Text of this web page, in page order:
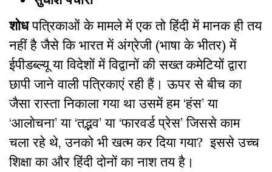
शोधपत्रिकाओं के मामले में एक तो हिंदी में मानक ही तय
नहीं है जैसे कि भारत में अंग्रेजी (भाषा के भीतर) में
ईपीडब्ल्यू या विदेशों में विद्वानों की सख्त कमेटियों द्वारा
छापी जाने वाली पत्रिकाएं रही हैं। ऊपर से बीच का
जैसा रास्ता निकाला गया था उसमें हम ‘हंस’ या
‘आलोचना’ या ‘तद्भव’ या ‘फारवर्ड प्रेस’ जिससे काम
चला रहे थे, उनको भी खत्म कर दिया गया? इससे उच्च
शिक्षा का और हिंदी दोनों का नाश तय है।